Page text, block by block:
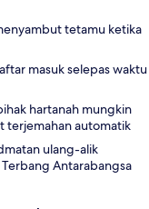
tetamu ketika
masuk selepas waktu
hartanah mungkin
terjemahan automatik
ulang-alik
Antarabangsa